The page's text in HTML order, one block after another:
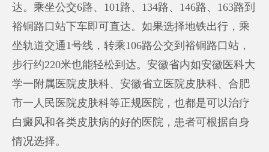
达。乘坐公交6路、101路、134路、146路、163路到
裕铜路口站下车即可直达。如果选择地铁出行，乘
坐轨道交通1号线，转乘106路公交到裕铜路口站，
步行约220米也能轻松到达。安徽省内如安徽医科大
学一附属医院皮肤科、安徽省立医院皮肤科、合肥
市一人民医院皮肤科等正规医院，也都是可以治疗
白癜风和各类皮肤病的好的医院，患者可根据自身
情况选择。